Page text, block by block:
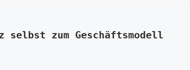
selbst zum Geschäftsmodell